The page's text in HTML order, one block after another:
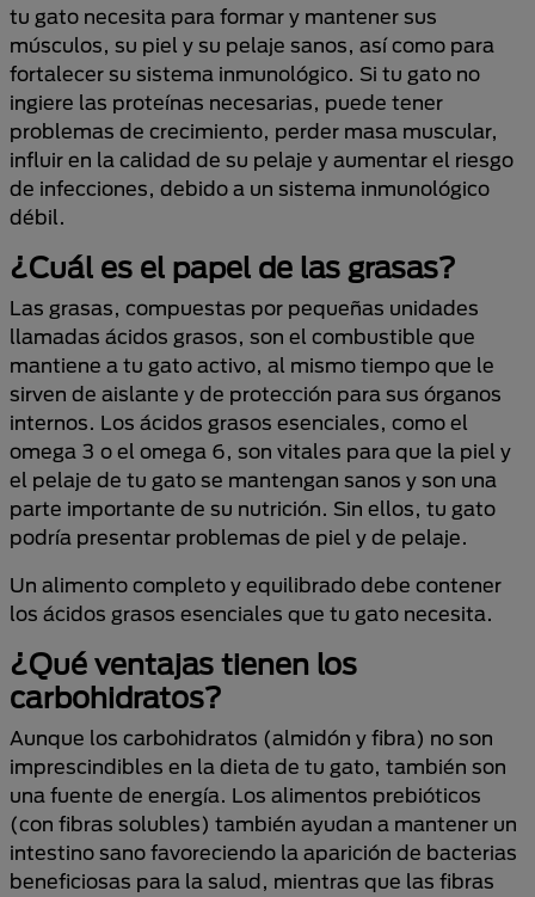
tu gato necesita para formar y mantener sus
músculos, su piel y su pelaje sanos, así como para
fortalecer su sistema inmunológico. Si tu gato no
ingiere las proteínas necesarias, puede tener
problemas de crecimiento, perder masa muscular,
influir en la calidad de su pelaje y aumentar el riesgo
de infecciones, debido a un sistema inmunológico
débil.
¿Cuál es el papel de las grasas?
Las grasas, compuestas por pequeñas unidades
llamadas ácidos grasos, son el combustible que
mantiene a tu gato activo, al mismo tiempo que le
sirven de aislante y de protección para sus órganos
internos. Los ácidos grasos esenciales, como el
omega 3 o el omega 6, son vitales para que la piel y
el pelaje de tu gato se mantengan sanos y son una
parte importante de su nutrición. Sin ellos, tu gato
podría presentar problemas de piel y de pelaje.
Un alimento completo y equilibrado debe contener
los ácidos grasos esenciales que tu gato necesita.
¿Qué ventajas tienen los
carbohidratos?
Aunque los carbohidratos (almidón y fibra) no son
imprescindibles en la dieta de tu gato, también son
una fuente de energía. Los alimentos prebióticos
(con fibras solubles) también ayudan a mantener un
intestino sano favoreciendo la aparición de bacterias
beneficiosas para la salud, mientras que las fibras